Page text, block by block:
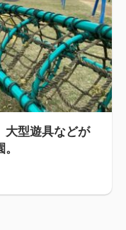
大型遊具などが